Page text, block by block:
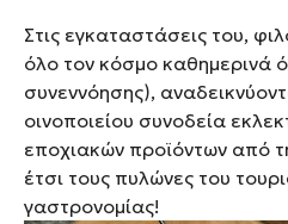
Στις εγκαταστάσεις του,
όλο τον κόσμο καθημερινά
συνεννόησης),
οινοποιείου συνοδεία
εποχιακών προϊόντων από
έτσι τους πυλώνες του
γαστρονομίας!